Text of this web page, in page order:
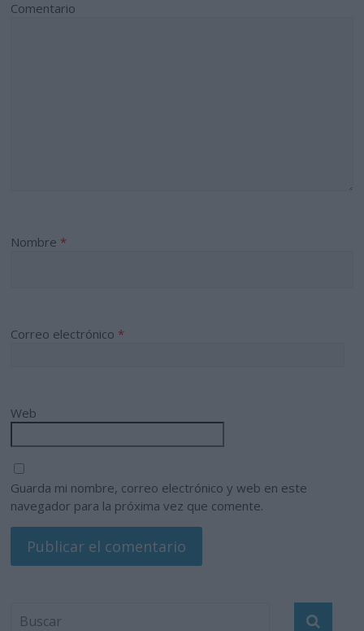
Comentario
Nombre *
Correo electrónico *
Web
Guarda mi nombre, correo electrónico y web en este
navegador para la próxima vez que comente.